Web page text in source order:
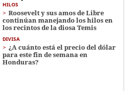
HILOS
Roosevelt y sus amos de Libre
continúan manejando los hilos en
los recintos de la diosa Temis
DIVISA
¿A cuánto está el precio del dólar
para este fin de semana en
Honduras?